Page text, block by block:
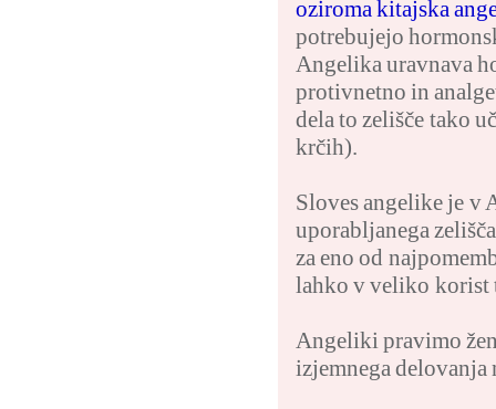
oziroma kitajska
potrebujejo
Angelika uravnava
protivnetno in
dela to zelišče tako
krčih).
Sloves angelike je v
uporabljanega
za eno od
lahko v veliko
Angeliki pravimo
izjemnega delovanja